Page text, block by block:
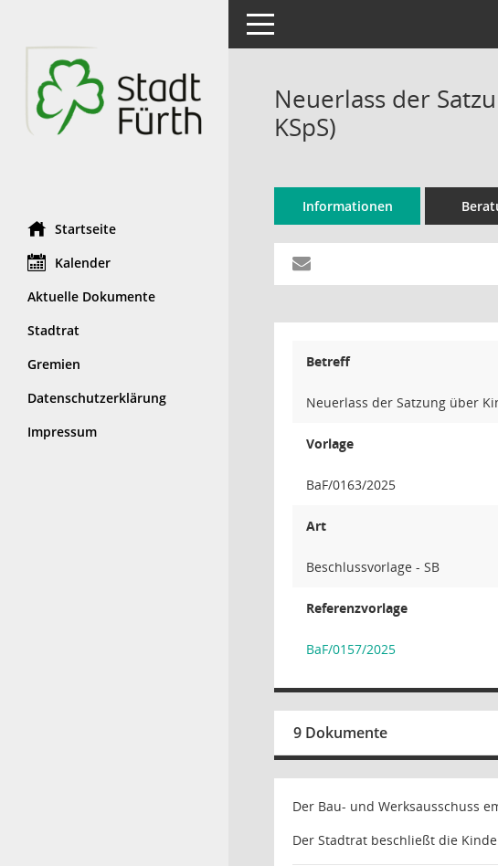
Startseite
Kalender
Aktuelle Dokumente
Stadtrat
Gremien
Datenschutzerklärung
Impressum
Toggle navigation
Neuerlass der
KSpS)
Informationen
Betreff
Neuerlass der Satzung über
Vorlage
BaF/0163/2025
Art
Beschlussvorlage - SB
Referenzvorlage
BaF/0157/2025
9 Dokumente
Der Bau- und Werksausschuss
Der Stadtrat beschließt die